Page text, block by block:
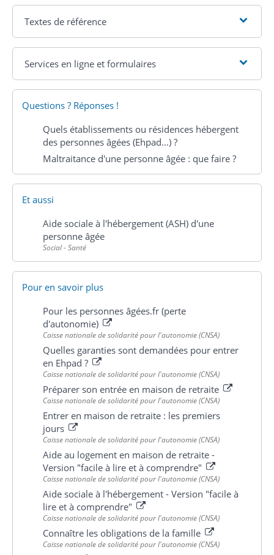
Textes de référence
Services en ligne et formulaires
Questions ? Réponses !
Quels établissements ou résidences hébergent
des personnes âgées (Ehpad...) ?
Maltraitance d'une personne âgée : que faire ?
Et aussi
Aide sociale à l'hébergement (ASH) d'une
personne âgée
Social - Santé
Pour en savoir plus
Pour les personnes âgées.fr (perte
d'autonomie)
Caisse nationale de solidarité pour l'autonomie (CNSA)
Quelles garanties sont demandées pour entrer
en Ehpad ?
Caisse nationale de solidarité pour l'autonomie (CNSA)
Préparer son entrée en maison de retraite
Caisse nationale de solidarité pour l'autonomie (CNSA)
Entrer en maison de retraite : les premiers
jours
Caisse nationale de solidarité pour l'autonomie (CNSA)
Aide au logement en maison de retraite -
Version "facile à lire et à comprendre"
Caisse nationale de solidarité pour l'autonomie (CNSA)
Aide sociale à l'hébergement - Version "facile à
lire et à comprendre"
Caisse nationale de solidarité pour l'autonomie (CNSA)
Connaître les obligations de la famille
Caisse nationale de solidarité pour l'autonomie (CNSA)